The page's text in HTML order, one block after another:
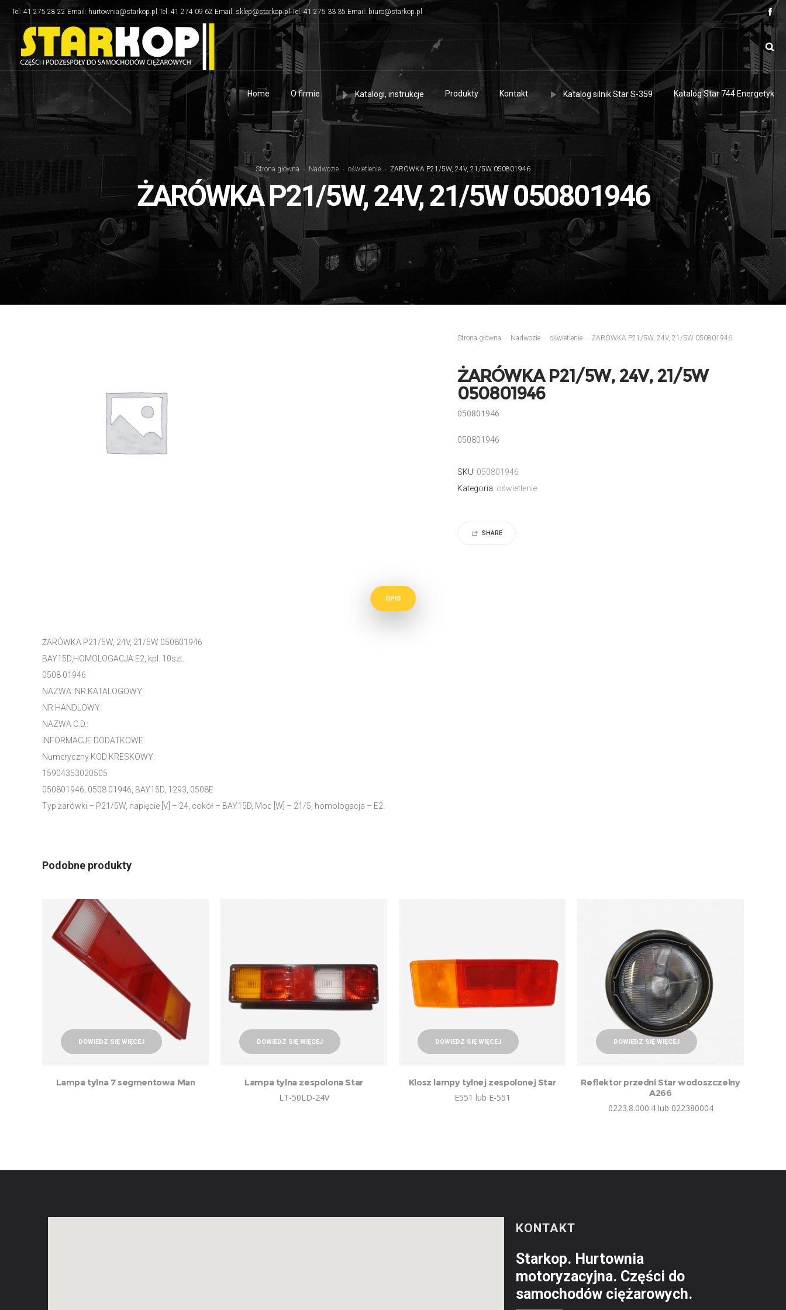
Tel: 41 275 28 22 Email: hurtownia@starkop.pl Tel. 41 274 09 62 Email: sklep@starkop.pl Tel. 41 275 33 35 Email: biuro@starkop.pl
Home O firmie Katalogi, instrukcje Produkty Kontakt Katalog silnik Star S-359 Katalog Star 744 Energetyk
Strona główna Nadwozie oświetlenie ŻARÓWKA P21/5W, 24V, 21/5W 050801946
ŻARÓWKA P21/5W, 24V, 21/5W 050801946
Strona główna Nadwozie oświetlenie ŻARÓWKA P21/5W, 24V, 21/5W 050801946
ŻARÓWKA P21/5W, 24V, 21/5W
050801946
050801946
050801946
SKU: 050801946
Kategoria: oświetlenie
SHARE
OPIS
ŻARÓWKA P21/5W, 24V, 21/5W 050801946
BAY15D,HOMOLOGACJA E2, kpl. 10szt.
0508 01946
NAZWA: NR KATALOGOWY:
NR HANDLOWY:
NAZWA C.D.:
INFORMACJE DODATKOWE:
Numeryczny KOD KRESKOWY:
15904353020505
050801946, 0508 01946, BAY15D, 1293, 0508E
Typ żarówki – P21/5W, napięcie [V] – 24, cokół – BAY15D, Moc [W] – 21/5, homologacja – E2.
Podobne produkty
DOWIEDZ SIĘ WIĘCEJ
Lampa tylna 7 segmentowa Man
DOWIEDZ SIĘ WIĘCEJ
Lampa tylna zespolona Star
LT-50LD-24V
DOWIEDZ SIĘ WIĘCEJ
Klosz lampy tylnej zespolonej Star
E551 lub E-551
DOWIEDZ SIĘ WIĘCEJ
Reflektor przedni Star wodoszczelny
A266
0223.8.000.4 lub 022380004
KONTAKT
Starkop. Hurtownia
motoryzacyjna. Części do
samochodów ciężarowych.